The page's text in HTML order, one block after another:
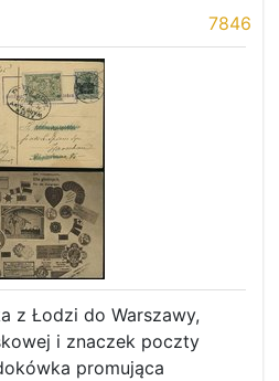
7846
z Łodzi do Warszawy,
i znaczek poczty
promująca